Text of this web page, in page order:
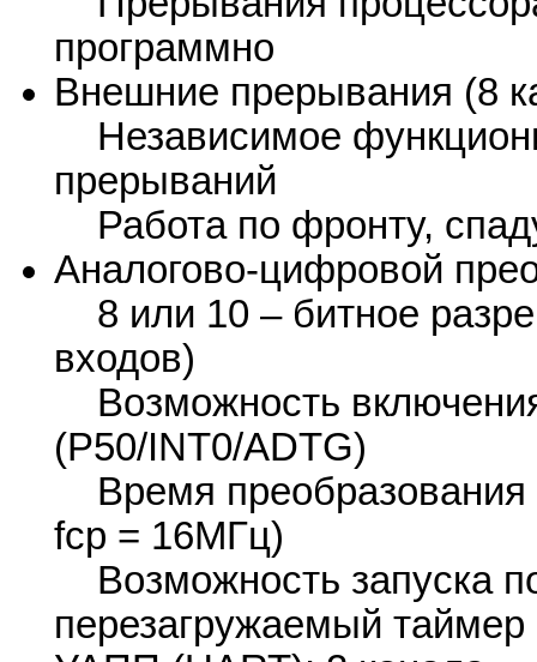
программно
Внешние прерывания (8
Независимое
прерываний
Работа по фронту,
Аналогово-цифровой
8 или 10 – битное
входов)
Возможность
(P50/INT0/ADTG)
Время преобразования
fcp = 16МГц)
Возможность запуска
перезагружаемый таймер